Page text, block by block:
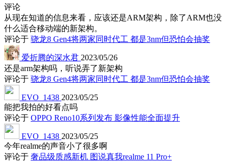
评论
从现在知道的信息来看，应该还是ARM架构，除了ARM也没
什么适合移动端的新架构。
评论于 骁龙8 Gen4将两家同时代工 都是3nm但恐怕会抽奖
爱折腾的深水君 2023/05/26
还是arm架构吗，听说弄了新架构
评论于 骁龙8 Gen4将两家同时代工 都是3nm但恐怕会抽奖
EVO_1438 2023/05/25
能把我拍的好看点吗
评论于 OPPO Reno10系列发布 影像性能全面提升
EVO_1438 2023/05/25
今年realme的声音小了很多啊
评论于 奢品级质感新机 图说真我realme 11 Pro+